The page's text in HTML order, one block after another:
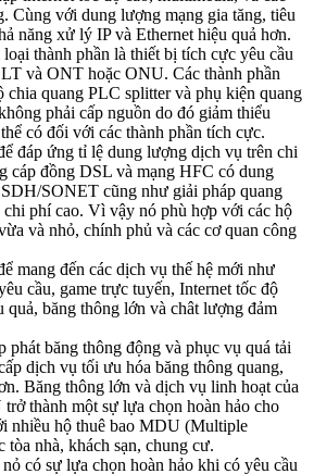
Cùng với dung lượng mạng gia tăng, tiêu
năng xử lý IP và Ethernet hiệu quả hơn.
thành phần là thiết bị tích cực yêu cầu
và ONT hoặc ONU. Các thành phần
chia quang PLC splitter và phụ kiện quang
phải cấp nguồn do đó giảm thiểu
có đối với các thành phần tích cực.
đáp ứng tỉ lệ dung lượng dịch vụ trên chi
cáp đồng DSL và mạng HFC có dung
SONET cũng như giải pháp quang
chi phí cao. Vì vậy nó phù hợp với các hộ
và nhỏ, chính phủ và các cơ quan công
mang đến các dịch vụ thế hệ mới như
cầu, game trực tuyến, Internet tốc độ
băng thông lớn và chât lượng đảm
phát băng thông động và phục vụ quá tải
dịch vụ tối ưu hóa băng thông quang,
Băng thông lớn và dịch vụ linh hoạt của
thành một sự lựa chọn hoàn hảo cho
nhiều hộ thuê bao MDU (Multiple
nhà, khách sạn, chung cư.
có sự lựa chọn hoàn hảo khi có yêu cầu